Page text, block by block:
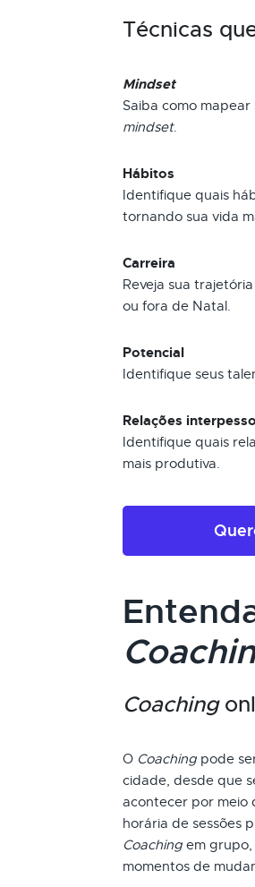
Técnicas
Mindset
Saiba como
mindset.
Hábitos
Identifique quais
tornando sua vida
Carreira
Reveja sua
ou fora de Natal.
Potencial
Identifique seus
Relações
Identifique quais
mais produtiva.
Coaching
O Coaching pode
cidade, desde que
acontecer por meio
horária de sessões
Coaching em grupo,
momentos de